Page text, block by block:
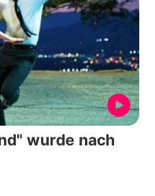
wurde nach